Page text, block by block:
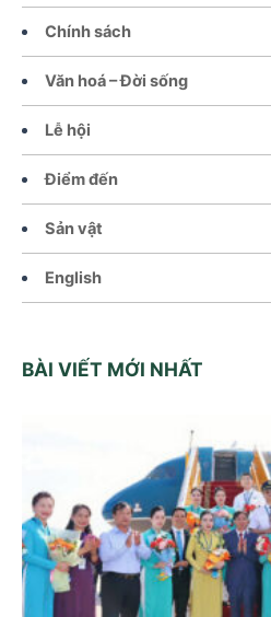
Chính sách
Văn hoá – Đời sống
Lễ hội
Điểm đến
Sản vật
English
BÀI VIẾT MỚI NHẤT